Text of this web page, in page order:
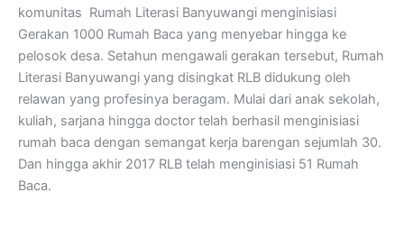
komunitas Rumah Literasi Banyuwangi menginisiasi
Gerakan 1000 Rumah Baca yang menyebar hingga ke
pelosok desa. Setahun mengawali gerakan tersebut, Rumah
Literasi Banyuwangi yang disingkat RLB didukung oleh
relawan yang profesinya beragam. Mulai dari anak sekolah,
kuliah, sarjana hingga doctor telah berhasil menginisiasi
rumah baca dengan semangat kerja barengan sejumlah 30.
Dan hingga akhir 2017 RLB telah menginisiasi 51 Rumah
Baca.